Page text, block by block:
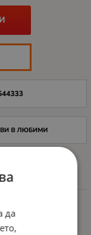
В ЛЮБИМИ
да